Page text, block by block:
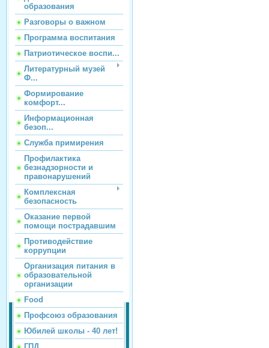
образования
Разговоры о важном
Программа воспитания
Патриотическое воспи...
Литературный музей
Ф...
Формирование
комфорт...
Информационная
безоп...
Служба примирения
Профилактика
безнадзорности и
правонарушений
Комплексная
безопасность
Оказание первой
помощи пострадавшим
Противодействие
коррупции
Организация питания в
образовательной
организации
Food
Профсоюз образования
Юбилей школы - 40 лет!